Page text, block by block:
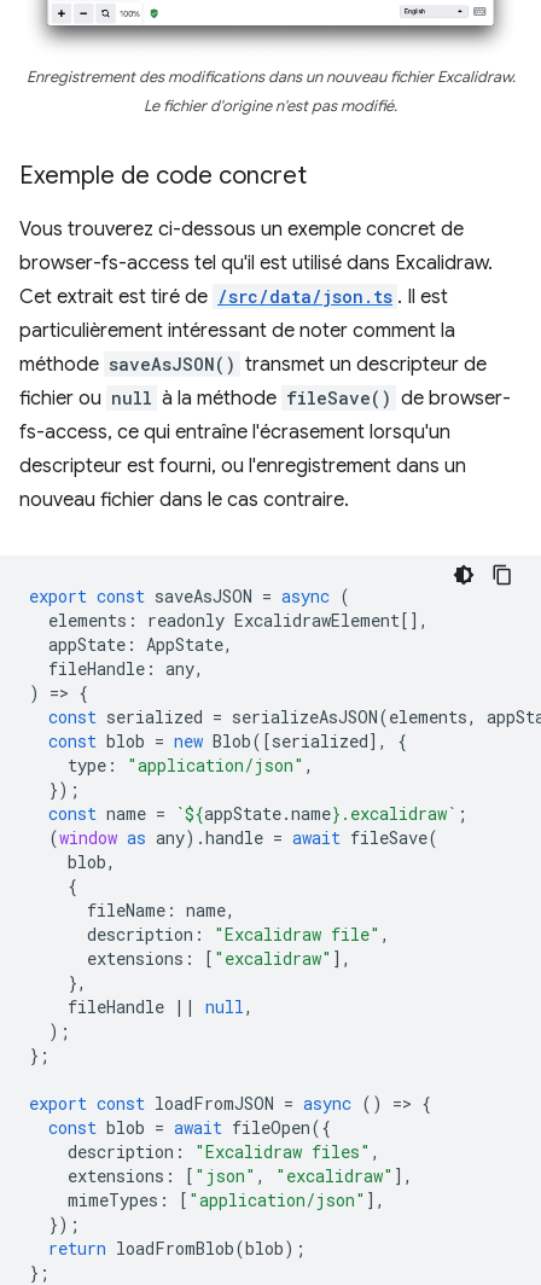
Enregistrement des modifications dans un nouveau fichier Excalidraw.
Le fichier d'origine n'est pas modifié.
Exemple de code concret
Vous trouverez ci-dessous un exemple concret de
browser-fs-access tel qu'il est utilisé dans Excalidraw.
Cet extrait est tiré de /src/data/json.ts . Il est
particulièrement intéressant de noter comment la
méthode saveAsJSON() transmet un descripteur de
fichier ou null à la méthode fileSave() de browser-
fs-access, ce qui entraîne l'écrasement lorsqu'un
descripteur est fourni, ou l'enregistrement dans un
nouveau fichier dans le cas contraire.
export const saveAsJSON = async (
elements : readonly ExcalidrawElement[],
appState : AppState,
fileHandle : any,
)
=> {
const serialized = serializeAsJSON(elements,
const blob = new Blob([serialized],
{
type : "application/json" ,
});
const name = `${appState.name} .excalidraw` ;
(window as any).handle = await fileSave(
blob,
{
fileName : name,
description : "Excalidraw file" ,
extensions : [ "excalidraw" ],
},
fileHandle || null ,
);
};
export const loadFromJSON = async () => {
const blob = await fileOpen({
description : "Excalidraw files" ,
extensions : [ "json" , "excalidraw" ],
mimeTypes : [ "application/json" ],
});
return loadFromBlob(blob);
};